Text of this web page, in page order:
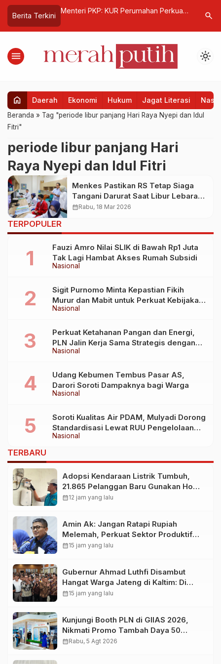
Berita Terkini
Larangan
Menteri PKP: KUR Perumahan Perkuat
Sigitsearch
menu light_mode
home Daerah Ekonomi Hukum Jagat Literasi
Beranda » Tag "periode libur panjang Hari Raya Nyepi dan Idul
Fitri"
periode libur panjang Hari
Raya Nyepi dan Idul Fitri
Menkes Pastikan RS Tetap Siaga
Tangani Darurat Saat Libur Lebaran
2026
calendar_monthRabu, 18 Mar 2026
TERPOPULER
Nasional
Fauzi Amro Nilai SLIK di Bawah Rp1 Juta
Tak Lagi Hambat Akses Rumah Subsidi
Nasional
Sigit Purnomo Minta Kepastian Fikih
Murur dan Mabit untuk Perkuat Kebijakan
Haji
Nasional
Perkuat Ketahanan Pangan dan Energi,
PLN Jalin Kerja Sama Strategis dengan
Kementerian Kelautan dan Perikanan
Nasional
Udang Kebumen Tembus Pasar AS,
Darori Soroti Dampaknya bagi Warga
Nasional
Soroti Kualitas Air PDAM, Mulyadi Dorong
Standardisasi Lewat RUU Pengelolaan
Air Minum
TERBARU
Adopsi Kendaraan Listrik Tumbuh,
21.865 Pelanggan Baru Gunakan Home
Charging Services PLN pada
calendar_month12 jam yang lalu
Amin Ak: Jangan Ratapi Rupiah
Melemah, Perkuat Sektor Produktif
Negara
calendar_month15 jam yang lalu
Gubernur Ahmad Luthfi Disambut
Hangat Warga Jateng di Kaltim: Di
Mana Bumi Dipijak, Di Situ Langit
calendar_month15 jam yang lalu
Kunjungi Booth PLN di GIIAS 2026,
Nikmati Promo Tambah Daya 50
Persen
calendar_monthRabu, 5 Agt 2026